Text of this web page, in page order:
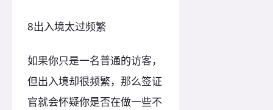
8出入境太过频繁
如果你只是一名普通的访客，
但出入境却很频繁，那么签证
官就会怀疑你是否在做一些不